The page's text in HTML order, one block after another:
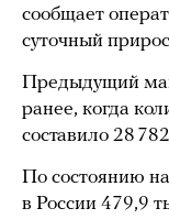
сообщает
суточный
Предыдущий
ранее, когда
составило 28
По состоянию
в России 479,9